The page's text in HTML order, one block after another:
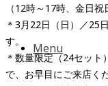
Menu
（12時～17時、金日祝
＊3月22日（日）／25
す。
＊数量限定（24セッ
で、お早目にご来店く